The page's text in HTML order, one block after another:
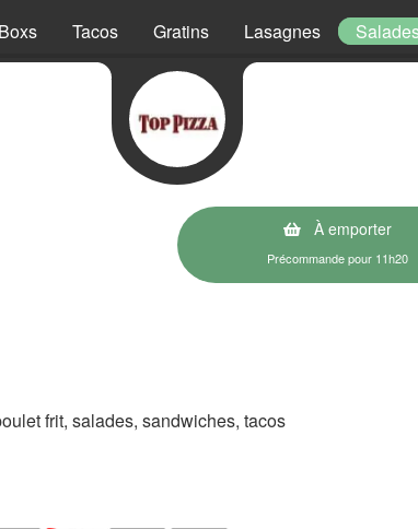
Boxs Tacos Gratins Lasagnes
À emporter
Précommande pour 11h20
frit, salades, sandwiches, tacos